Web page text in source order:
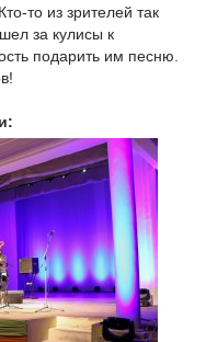
то из зрителей так
за кулисы к
подарить им песню.